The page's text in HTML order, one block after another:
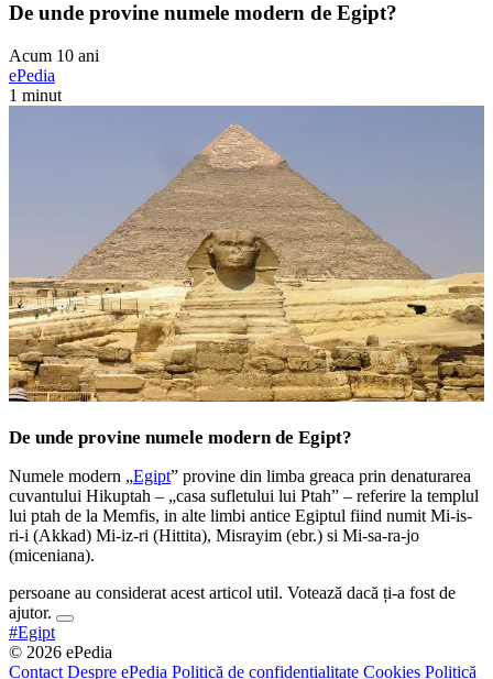
De unde provine numele modern de Egipt?
Acum 10 ani
ePedia
1 minut
De unde provine numele modern de Egipt?
Numele modern „Egipt” provine din limba greaca prin denaturarea
cuvantului Hikuptah – „casa sufletului lui Ptah” – referire la templul
lui ptah de la Memfis, in alte limbi antice Egiptul fiind numit Mi-is-
ri-i (Akkad) Mi-iz-ri (Hittita), Misrayim (ebr.) si Mi-sa-ra-jo
(miceniana).
persoane au considerat acest articol util. Votează dacă ți-a fost de
ajutor.
#Egipt
© 2026 ePedia
Contact Despre ePedia Politică de confidențialitate Cookies Politică